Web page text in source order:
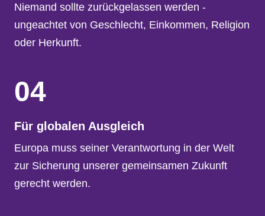
Niemand sollte zurückgelassen werden -
ungeachtet von Geschlecht, Einkommen, Religion
oder Herkunft.
04
Für globalen Ausgleich
Europa muss seiner Verantwortung in der Welt
zur Sicherung unserer gemeinsamen Zukunft
gerecht werden.